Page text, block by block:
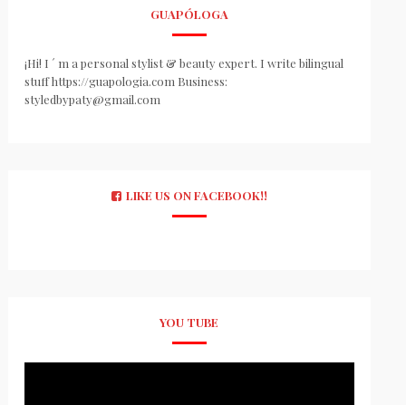
GUAPÓLOGA
¡Hi! I ´ m a personal stylist & beauty expert. I write bilingual
stuff https://guapologia.com Business:
styledbypaty@gmail.com
LIKE US ON FACEBOOK!!
YOU TUBE